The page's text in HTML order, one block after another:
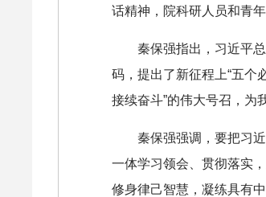
话精神，院科研人员和青
秦保强指出，习近平
码，提出了新征程上“五个
接续奋斗”的伟大号召，为
秦保强强调，要把习
一体学习领会、贯彻落实
修身律己智慧，凝练具有